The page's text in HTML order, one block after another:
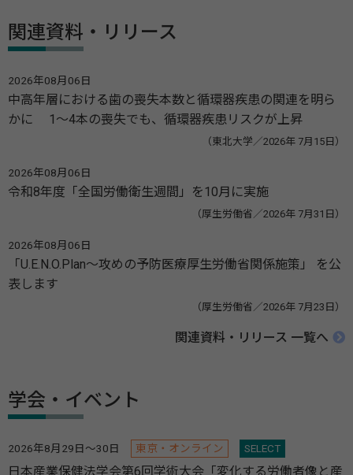
関連資料・リリース
2026年08月06日
中高年層における歯の喪失本数と循環器疾患の関連を明ら
かに 1～4本の喪失でも、循環器疾患リスクが上昇
（東北大学／2026年 7月15日）
2026年08月06日
令和8年度「全国労働衛生週間」を10月に実施
（厚生労働省／2026年 7月31日）
2026年08月06日
「U.E.N.O.Plan～攻めの予防医療厚生労働省関係施策」 を公
表します
（厚生労働省／2026年 7月23日）
関連資料・リリース 一覧へ
学会・イベント
2026年8月29日～30日 東京・オンライン SELECT
日本産業保健法学会第6回学術大会「変化する労働者像と産